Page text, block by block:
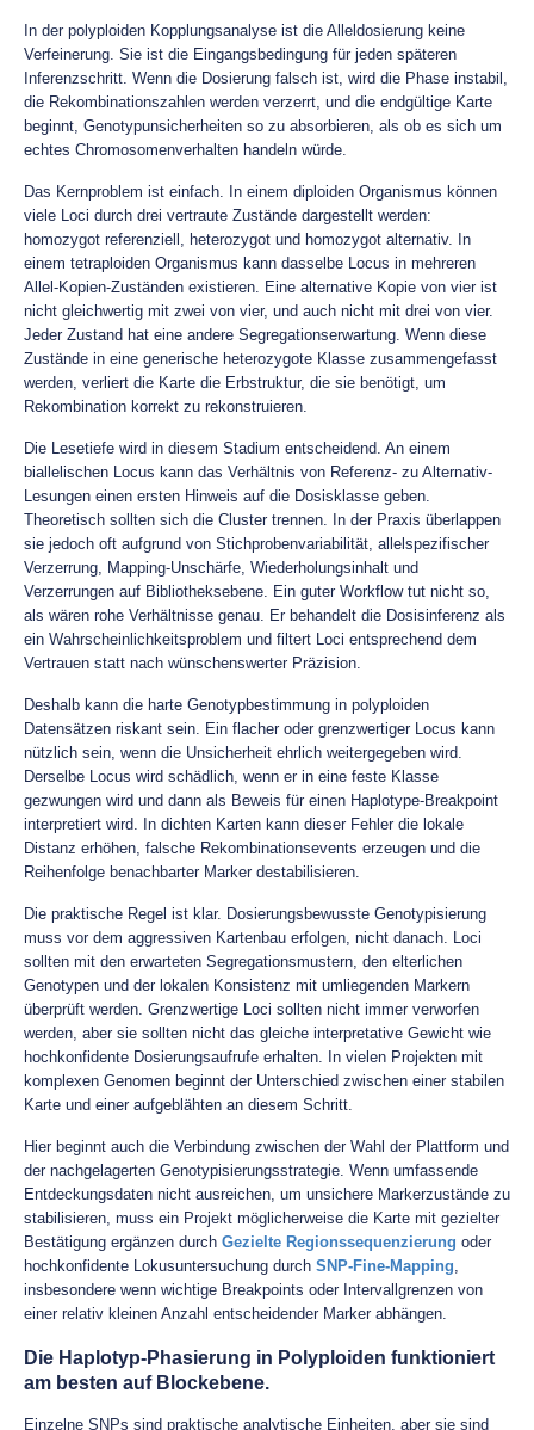
In der polyploiden Kopplungsanalyse ist die Alleldosierung keine
Verfeinerung. Sie ist die Eingangsbedingung für jeden späteren
Inferenzschritt. Wenn die Dosierung falsch ist, wird die Phase instabil,
die Rekombinationszahlen werden verzerrt, und die endgültige Karte
beginnt, Genotypunsicherheiten so zu absorbieren, als ob es sich um
echtes Chromosomenverhalten handeln würde.
Das Kernproblem ist einfach. In einem diploiden Organismus können
viele Loci durch drei vertraute Zustände dargestellt werden:
homozygot referenziell, heterozygot und homozygot alternativ. In
einem tetraploiden Organismus kann dasselbe Locus in mehreren
Allel-Kopien-Zuständen existieren. Eine alternative Kopie von vier ist
nicht gleichwertig mit zwei von vier, und auch nicht mit drei von vier.
Jeder Zustand hat eine andere Segregationserwartung. Wenn diese
Zustände in eine generische heterozygote Klasse zusammengefasst
werden, verliert die Karte die Erbstruktur, die sie benötigt, um
Rekombination korrekt zu rekonstruieren.
Die Lesetiefe wird in diesem Stadium entscheidend. An einem
biallelischen Locus kann das Verhältnis von Referenz- zu Alternativ-
Lesungen einen ersten Hinweis auf die Dosisklasse geben.
Theoretisch sollten sich die Cluster trennen. In der Praxis überlappen
sie jedoch oft aufgrund von Stichprobenvariabilität, allelspezifischer
Verzerrung, Mapping-Unschärfe, Wiederholungsinhalt und
Verzerrungen auf Bibliotheksebene. Ein guter Workflow tut nicht so,
als wären rohe Verhältnisse genau. Er behandelt die Dosisinferenz als
ein Wahrscheinlichkeitsproblem und filtert Loci entsprechend dem
Vertrauen statt nach wünschenswerter Präzision.
Deshalb kann die harte Genotypbestimmung in polyploiden
Datensätzen riskant sein. Ein flacher oder grenzwertiger Locus kann
nützlich sein, wenn die Unsicherheit ehrlich weitergegeben wird.
Derselbe Locus wird schädlich, wenn er in eine feste Klasse
gezwungen wird und dann als Beweis für einen Haplotype-Breakpoint
interpretiert wird. In dichten Karten kann dieser Fehler die lokale
Distanz erhöhen, falsche Rekombinationsevents erzeugen und die
Reihenfolge benachbarter Marker destabilisieren.
Die praktische Regel ist klar. Dosierungsbewusste Genotypisierung
muss vor dem aggressiven Kartenbau erfolgen, nicht danach. Loci
sollten mit den erwarteten Segregationsmustern, den elterlichen
Genotypen und der lokalen Konsistenz mit umliegenden Markern
überprüft werden. Grenzwertige Loci sollten nicht immer verworfen
werden, aber sie sollten nicht das gleiche interpretative Gewicht wie
hochkonfidente Dosierungsaufrufe erhalten. In vielen Projekten mit
komplexen Genomen beginnt der Unterschied zwischen einer stabilen
Karte und einer aufgeblähten an diesem Schritt.
Hier beginnt auch die Verbindung zwischen der Wahl der Plattform und
der nachgelagerten Genotypisierungsstrategie. Wenn umfassende
Entdeckungsdaten nicht ausreichen, um unsichere Markerzustände zu
stabilisieren, muss ein Projekt möglicherweise die Karte mit gezielter
Bestätigung ergänzen durch Gezielte Regionssequenzierung oder
hochkonfidente Lokusuntersuchung durch SNP-Fine-Mapping,
insbesondere wenn wichtige Breakpoints oder Intervallgrenzen von
einer relativ kleinen Anzahl entscheidender Marker abhängen.
Die Haplotyp-Phasierung in Polyploiden funktioniert
am besten auf Blockebene.
Einzelne SNPs sind praktische analytische Einheiten, aber sie sind